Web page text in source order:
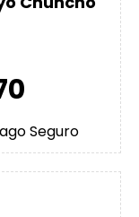
Seguro